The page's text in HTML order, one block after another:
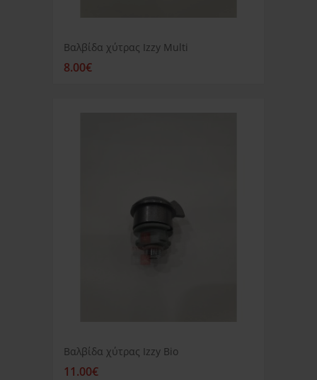
Βαλβίδα χύτρας Izzy Multi
8.00€
Βαλβίδα χύτρας Izzy Bio
11.00€